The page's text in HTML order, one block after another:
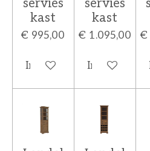
servies
kast
€ 995,00
In winkelwagen
servies
kast
€ 1.095,00
In
€